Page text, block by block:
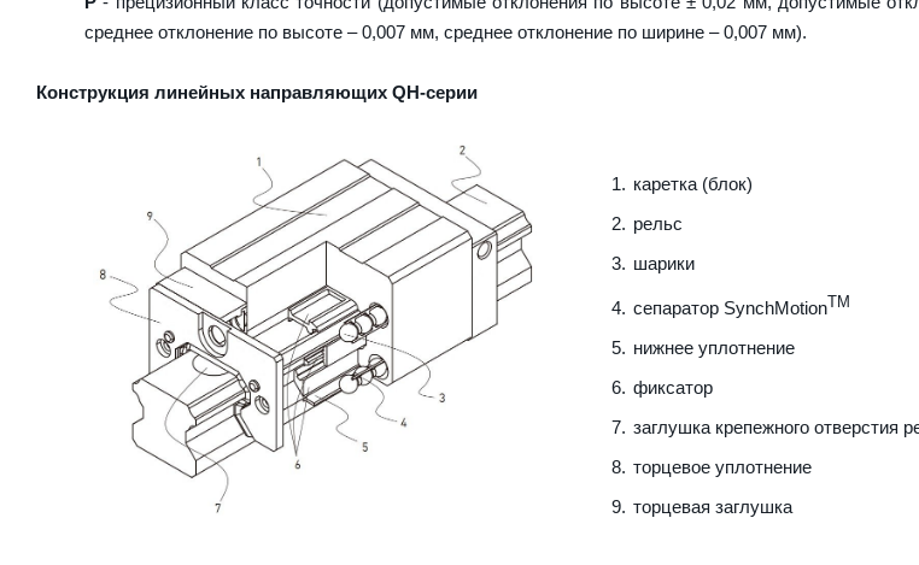
среднее отклонение по высоте – 0,007 мм, среднее отклонение по ширине – 0,007 мм).
Конструкция линейных направляющих QН-серии
каретка (блок)
рельс
шарики
сепаратор SynchMotionTM
нижнее уплотнение
фиксатор
заглушка крепежного отверстия
торцевое уплотнение
торцевая заглушка